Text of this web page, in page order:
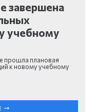
завершена
учебному
прошла плановая
к новому учебному